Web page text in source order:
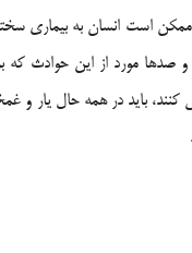
است انسان به بيماري
مورد از اين حوادث که
بايد در همه حال يار و